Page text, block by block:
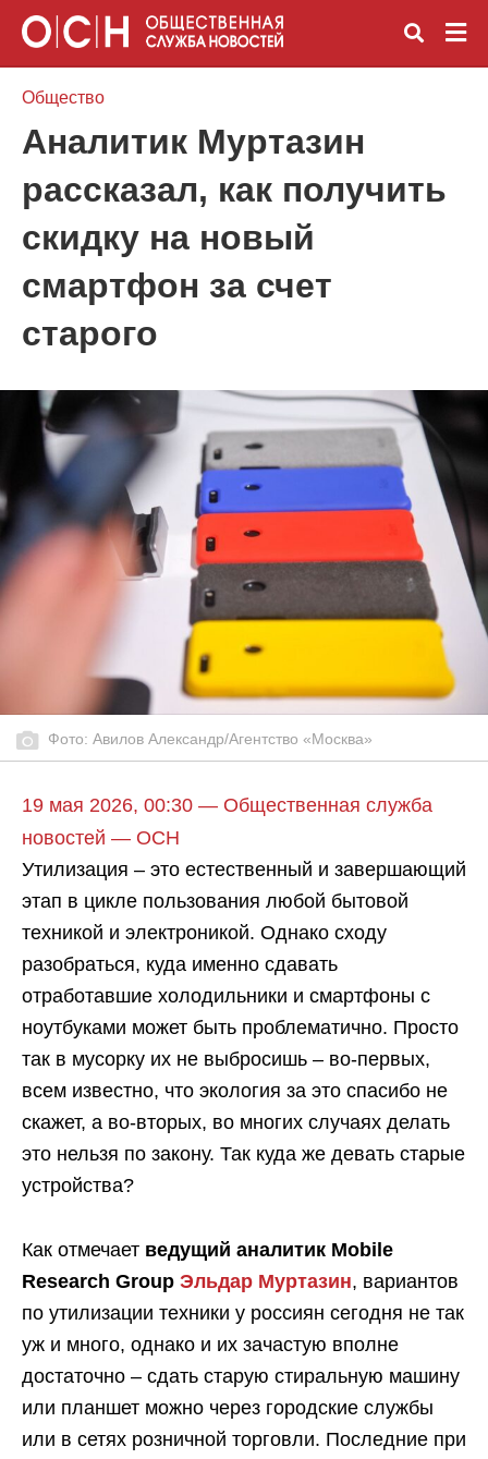
Общество
Аналитик Муртазин
рассказал, как получить
скидку на новый
смартфон за счет
старого
Фото: Авилов Александр/Агентство «Москва»
19 мая 2026, 00:30 — Общественная служба
новостей — ОСН
Утилизация – это естественный и завершающий
этап в цикле пользования любой бытовой
техникой и электроникой. Однако сходу
разобраться, куда именно сдавать
отработавшие холодильники и смартфоны с
ноутбуками может быть проблематично. Просто
так в мусорку их не выбросишь – во-первых,
всем известно, что экология за это спасибо не
скажет, а во-вторых, во многих случаях делать
это нельзя по закону. Так куда же девать старые
устройства?
Как отмечает ведущий аналитик Mobile
Research Group Эльдар Муртазин, вариантов
по утилизации техники у россиян сегодня не так
уж и много, однако и их зачастую вполне
достаточно – сдать старую стиральную машину
или планшет можно через городские службы
или в сетях розничной торговли. Последние при